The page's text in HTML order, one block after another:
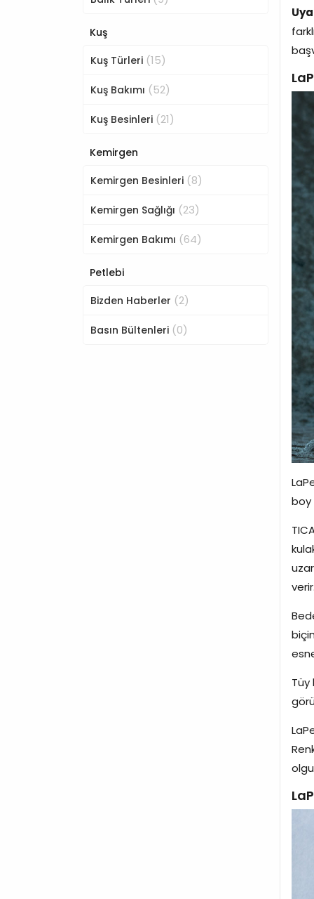
boy
Tüy
Kuş
Kuş Türleri (15)
Kuş Bakımı (52)
Kuş Besinleri (21)
Kemirgen
Kemirgen Besinleri (8)
Kemirgen Sağlığı (23)
Kemirgen Bakımı (64)
Petlebi
Bizden Haberler (2)
Basın Bültenleri (0)